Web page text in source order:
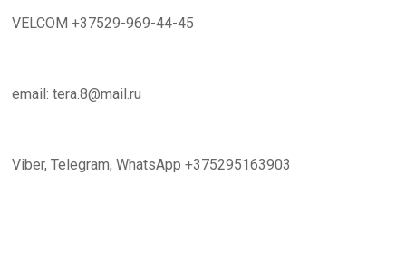
VELCOM +37529-969-44-45
email: tera.8@mail.ru
Viber, Telegram, WhatsApp +375295163903